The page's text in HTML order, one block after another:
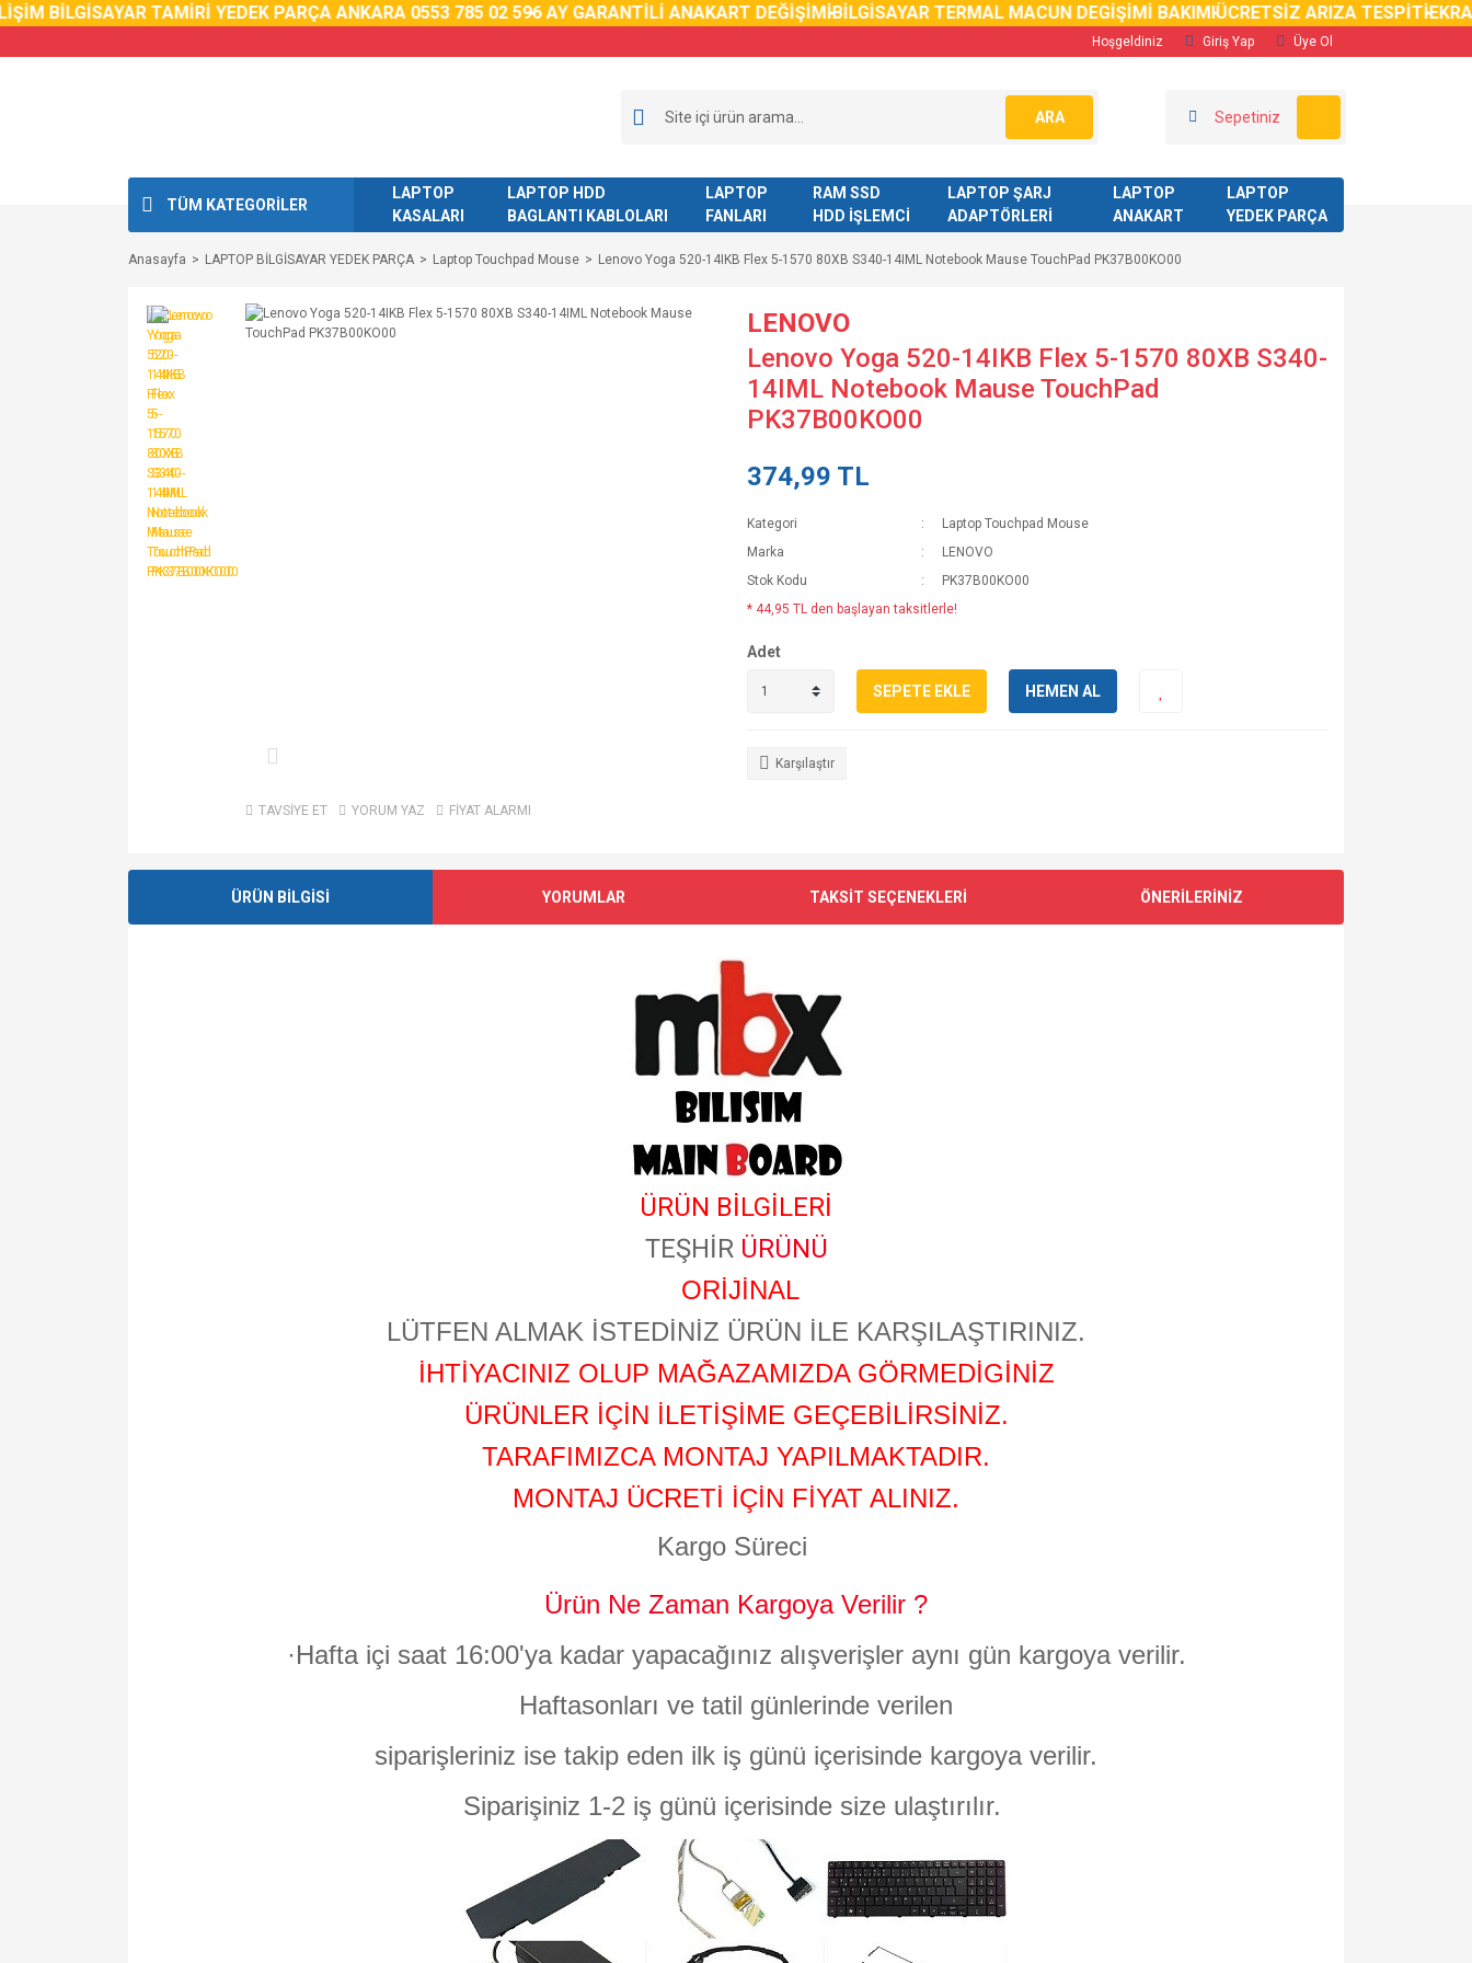
BİLGİSAYAR TAMİRİ YEDEK PARÇA ANKARA 0553 785 02 596 AY GARANTİLİ ANAKART DEĞİŞİMİBİLGİSAYAR TERMAL MACUN DEGİŞİMİ BAKIMIÜCRETSİZ ARIZA TESPİTİEKRAN
Hoşgeldiniz Giriş Yap Üye Ol
ARA Sepetiniz
TÜM KATEGORİLER
LAPTOP
KASALARI
LAPTOP HDD
BAGLANTI KABLOLARI
LAPTOP
FANLARI
RAM SSD
HDD İŞLEMCİ
LAPTOP ŞARJ
ADAPTÖRLERİ
LAPTOP
ANAKART
LAPTOP
YEDEK PARÇA
Anasayfa LAPTOP BİLGİSAYAR YEDEK PARÇA Laptop Touchpad Mouse Lenovo Yoga 520-14IKB Flex 5-1570 80XB S340-14IML Notebook Mause TouchPad PK37B00KO00
TAVSİYE ET YORUM YAZ FİYAT ALARMI
LENOVO
Lenovo Yoga 520-14IKB Flex 5-1570 80XB S340-
14IML Notebook Mause TouchPad
PK37B00KO00
374,99 TL
Kategori
Laptop Touchpad Mouse
Marka
LENOVO
Stok Kodu
PK37B00KO00
* 44,95 TL den başlayan taksitlerle!
Adet
SEPETE EKLE HEMEN AL
Karşılaştır
ÜRÜN BİLGİSİ YORUMLAR TAKSİT SEÇENEKLERİ ÖNERİLERİNİZ
ÜRÜN BİLGİLERİ
TEŞHİR ÜRÜNÜ
ORİJİNAL
LÜTFEN ALMAK İSTEDİNİZ ÜRÜN İLE KARŞILAŞTIRINIZ.
İHTİYACINIZ OLUP MAĞAZAMIZDA GÖRMEDİGİNİZ
ÜRÜNLER İÇİN İLETİŞİME GEÇEBİLİRSİNİZ.
TARAFIMIZCA MONTAJ YAPILMAKTADIR.
MONTAJ ÜCRETİ İÇİN FİYAT ALINIZ.
Kargo Süreci
Ürün Ne Zaman Kargoya Verilir ?
·Hafta içi saat 16:00'ya kadar yapacağınız alışverişler aynı gün kargoya verilir.
Haftasonları ve tatil günlerinde verilen
siparişleriniz ise takip eden ilk iş günü içerisinde kargoya verilir.
Siparişiniz 1-2 iş günü içerisinde size ulaştırılır.